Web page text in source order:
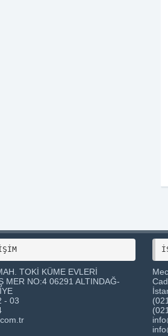
TOKİ KÜME EVLERİ
MER NO:4 06291 ALTINDAĞ-
- 03